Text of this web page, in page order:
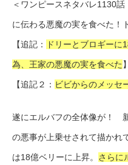
＜ワンピースネタバレ1130
に伝わる悪魔の実を食べた！
【追記： ドリーとブロギーに
為、王家の悪魔の実を食べた 】
【追記２： ビビからのメッセ
遂にエルバフの全体像が！
の悪事が上乗せされて描かれ
は18億ベリーに上昇。 さらに